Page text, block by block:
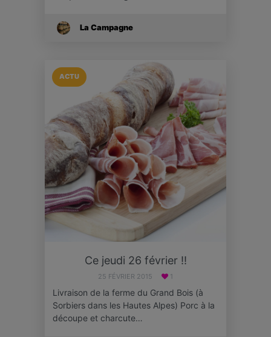
La Campagne
ACTU
Ce jeudi 26 février !!
25 FÉVRIER 2015 1
Livraison de la ferme du Grand Bois (à
Sorbiers dans les Hautes Alpes) Porc à la
découpe et charcute…